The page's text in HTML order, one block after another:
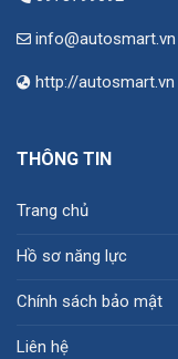
info@autosmart.vn
http://autosmart.vn
THÔNG TIN
Trang chủ
Hồ sơ năng lực
Chính sách bảo mật
Liên hệ